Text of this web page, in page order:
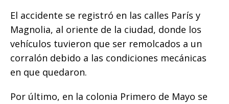
El accidente se registró en las calles París y
Magnolia, al oriente de la ciudad, donde los
vehículos tuvieron que ser remolcados a un
corralón debido a las condiciones mecánicas
en que quedaron.
Por último, en la colonia Primero de Mayo se